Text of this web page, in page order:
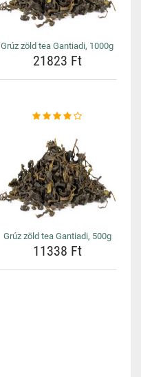
Grúz zöld tea Gantiadi, 1000g
21823 Ft
Grúz zöld tea Gantiadi, 500g
11338 Ft